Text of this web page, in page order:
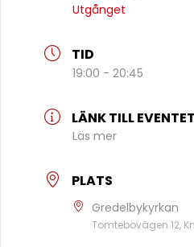
Utgånget
TID
19:00 - 20:45
LÄNK TILL
Läs mer
PLATS
Gredelbykyrkan
Tomtebovägen 12,